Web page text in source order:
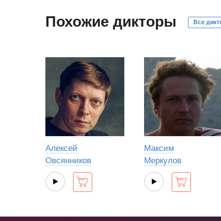
Похожие дикторы Все
Алексей
Овсянников
Максим
Меркулов